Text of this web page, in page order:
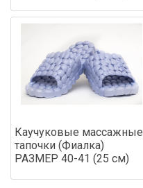
Каучуковые массажные
тапочки (Фиалка)
РАЗМЕР 40-41 (25 см)